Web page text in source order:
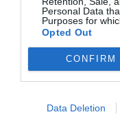
Personal Data
Purposes for
Opted Out
CONFIRM
Data Deletion
DIARIO DE LA
Diario de la
Oír se
“Pedro
Artículos anteriores